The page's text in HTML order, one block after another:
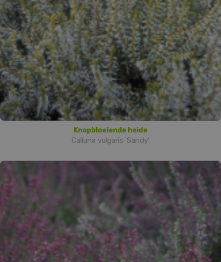
Knopbloeiende heide
Calluna vulgaris 'Sandy'